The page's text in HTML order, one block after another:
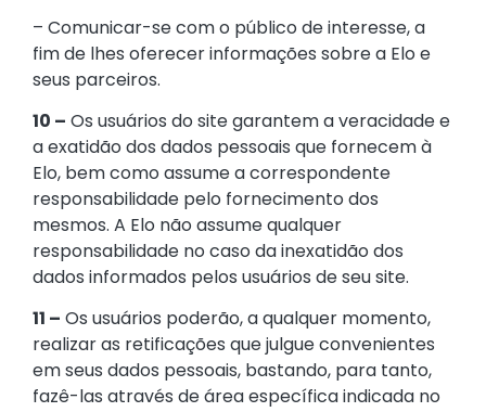
– Comunicar-se com o público de interesse, a
fim de lhes oferecer informações sobre a Elo e
seus parceiros.
10 – Os usuários do site garantem a veracidade e
a exatidão dos dados pessoais que fornecem à
Elo, bem como assume a correspondente
responsabilidade pelo fornecimento dos
mesmos. A Elo não assume qualquer
responsabilidade no caso da inexatidão dos
dados informados pelos usuários de seu site.
11 – Os usuários poderão, a qualquer momento,
realizar as retificações que julgue convenientes
em seus dados pessoais, bastando, para tanto,
fazê-las através de área específica indicada no